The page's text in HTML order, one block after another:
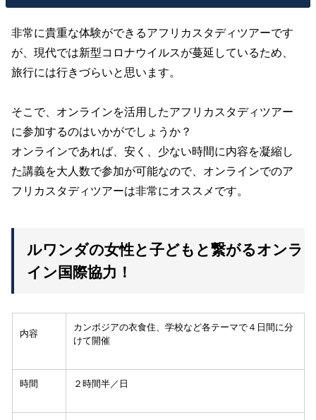
非常に貴重な体験ができるアフリカスタディツアーです
が、現代では新型コロナウイルスが蔓延しているため、
旅行には行きづらいと思います。
そこで、オンラインを活用したアフリカスタディツアー
に参加するのはいかがでしょうか？
オンラインであれば、安く、少ない時間に内容を凝縮し
た講義を大人数で参加が可能なので、オンラインでのア
フリカスタディツアーは非常にオススメです。
ルワンダの女性と子どもと繋がるオンラ
イン国際協力！
内容
カンボジアの衣食住、学校など各テーマで４日間に分
けて開催
時間 ２時間半／日